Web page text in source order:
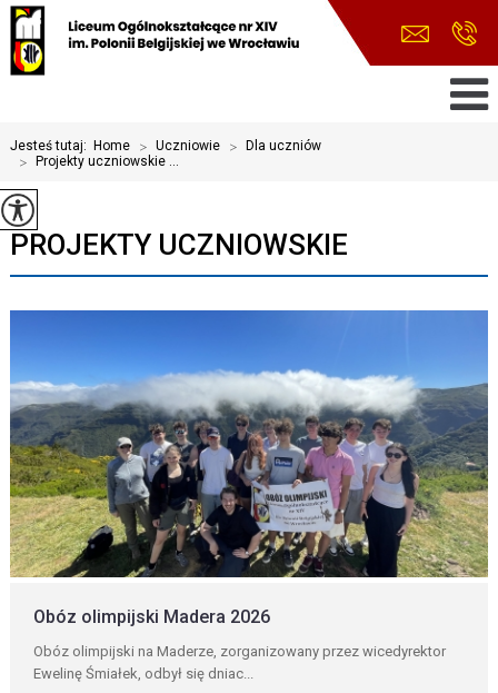
Jesteś tutaj: Home > Uczniowie > Dla uczniów
> Projekty uczniowskie ...
PROJEKTY UCZNIOWSKIE
Obóz olimpijski Madera 2026
Obóz olimpijski na Maderze, zorganizowany przez wicedyrektor
Ewelinę Śmiałek, odbył się dniac...